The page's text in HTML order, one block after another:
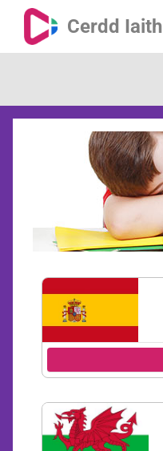
Cerdd Iaith